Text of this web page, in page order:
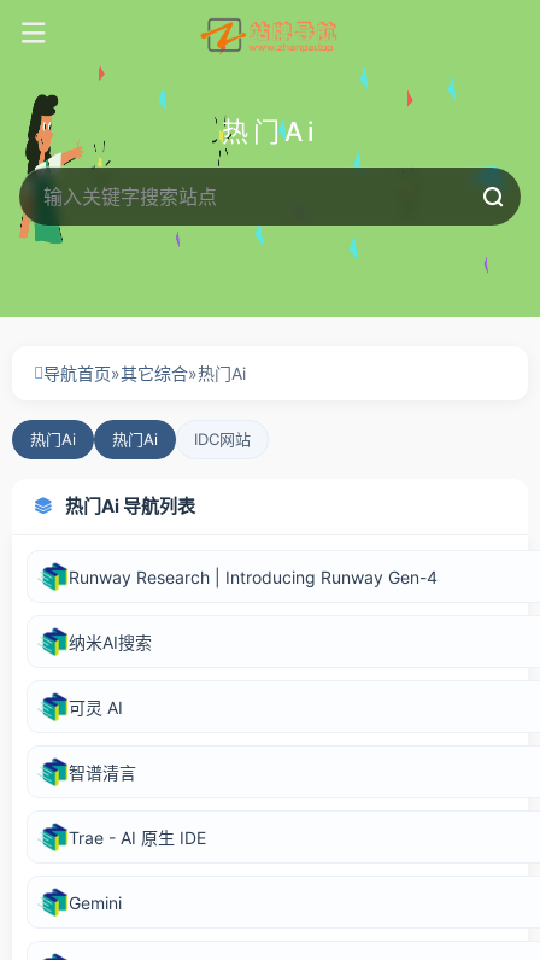
热门Ai
导航首页»其它综合»热门Ai
热门Ai 热门Ai IDC网站
热门Ai 导航列表
Runway Research | Introducing Runway Gen-4
纳米AI搜索
可灵 AI
智谱清言
Trae - AI 原生 IDE
‎Gemini